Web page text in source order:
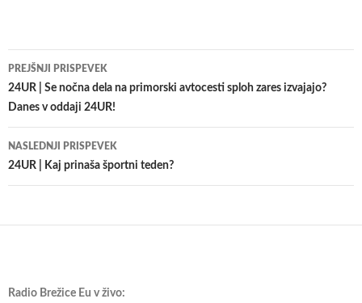
Krmarjenje
po
prispevkih
PREJŠNJI PRISPEVEK
24UR | Se nočna dela na primorski avtocesti sploh zares izvajajo?
Danes v oddaji 24UR!
NASLEDNJI PRISPEVEK
24UR | Kaj prinaša športni teden?
Radio Brežice Eu v živo: